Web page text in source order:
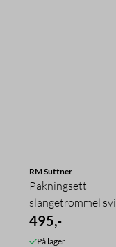
RM Suttner
Pakningsett
slangetrommel
ST-322
495,-
På lager